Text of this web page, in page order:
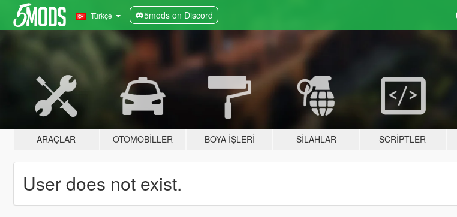
Türkçe 5mods on Discord
ARAÇLAR OTOMOBILLER BOYA İŞLERI SILAHLAR SCRIPTLER
User does not exist.